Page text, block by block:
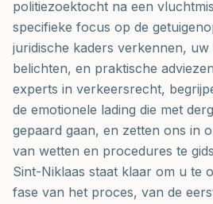
politiezoektocht na een
specifieke focus op de
juridische kaders verkennen,
belichten, en praktische
experts in verkeersrecht,
de emotionele lading die met
gepaard gaan, en zetten ons in
van wetten en procedures te
Sint-Niklaas staat klaar om u te
fase van het proces, van de